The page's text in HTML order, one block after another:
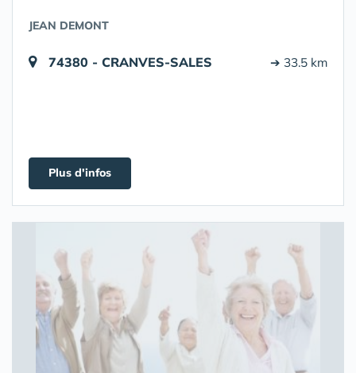
JEAN DEMONT
74380 - CRANVES-SALES ➔ 33.5 km
Plus d'infos